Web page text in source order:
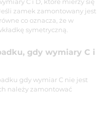
zamek zamontowany jest
co oznacza, że w
symetryczną.
gdy wymiary C i
gdy wymiar C nie jest
należy zamontować